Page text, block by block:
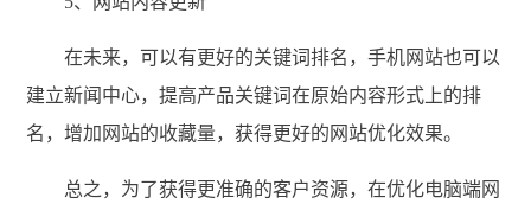
在未来，可以有更好的关键词排名，手机网站也可以
建立新闻中心，提高产品关键词在原始内容形式上的排
名，增加网站的收藏量，获得更好的网站优化效果。
总之，为了获得更准确的客户资源，在优化电脑端网